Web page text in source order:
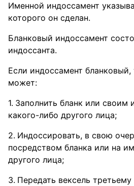
Именной индоссамент
которого он сделан.
Бланковый индоссамент
индоссанта.
Если индоссамент бланковый,
может:
Заполнить бланк или
какого-либо другого лица;
Индоссировать, в свою
посредством бланка или на
другого лица;
Передать вексель третьему